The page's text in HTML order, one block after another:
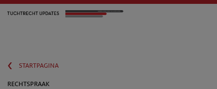
‹
startpagina
rechtspraak